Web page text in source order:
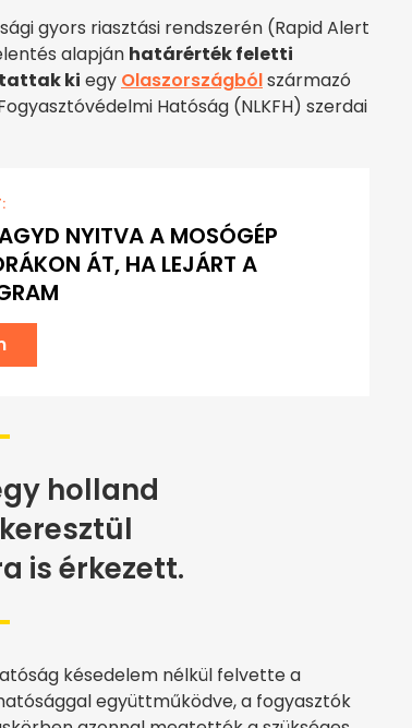
gyors riasztási rendszerén (Rapid Alert
alapján határérték feletti
ki egy Olaszországbólszármazó
Hatóság (NLKFH) szerdai
NYITVA A MOSÓGÉP
ÁT, HA LEJÁRT A
holland
is érkezett.
késedelem nélkül felvette a
együttműködve, a fogyasztók